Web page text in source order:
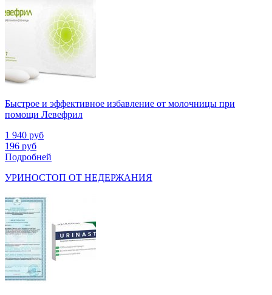
Быстрое и эффективное избавление от молочницы при
помощи Левефрил
1 940 руб
196 руб
Подробней
УРИНОСТОП ОТ НЕДЕРЖАНИЯ